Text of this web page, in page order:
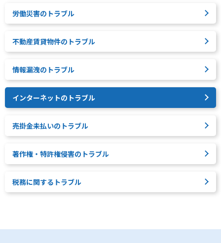
労働災害のトラブル
不動産賃貸物件のトラブル
情報漏洩のトラブル
インターネットのトラブル
売掛金未払いのトラブル
著作権・特許権侵害のトラブル
税務に関するトラブル